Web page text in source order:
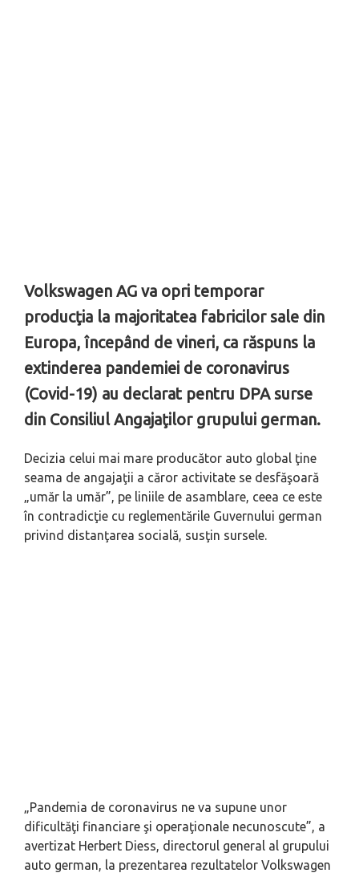
Volkswagen AG va opri temporar
producţia la majoritatea fabricilor sale din
Europa, începând de vineri, ca răspuns la
extinderea pandemiei de coronavirus
(Covid-19) au declarat pentru DPA surse
din Consiliul Angajaţilor grupului german.
Decizia celui mai mare producător auto global ţine
seama de angajaţii a căror activitate se desfăşoară
„umăr la umăr”, pe liniile de asamblare, ceea ce este
în contradicţie cu reglementările Guvernului german
privind distanţarea socială, susţin sursele.
„Pandemia de coronavirus ne va supune unor
dificultăţi financiare şi operaţionale necunoscute”, a
avertizat Herbert Diess, directorul general al grupului
auto german, la prezentarea rezultatelor Volkswagen